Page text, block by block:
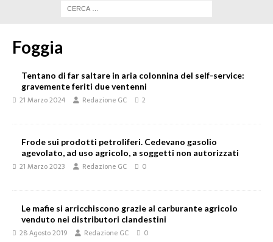
Foggia
Tentano di far saltare in aria colonnina del self-service:
gravemente feriti due ventenni
21 Marzo 2024 Redazione GC 2
Frode sui prodotti petroliferi. Cedevano gasolio
agevolato, ad uso agricolo, a soggetti non autorizzati
21 Marzo 2023 Redazione GC 0
Le mafie si arricchiscono grazie al carburante agricolo
venduto nei distributori clandestini
28 Agosto 2019 Redazione GC 0